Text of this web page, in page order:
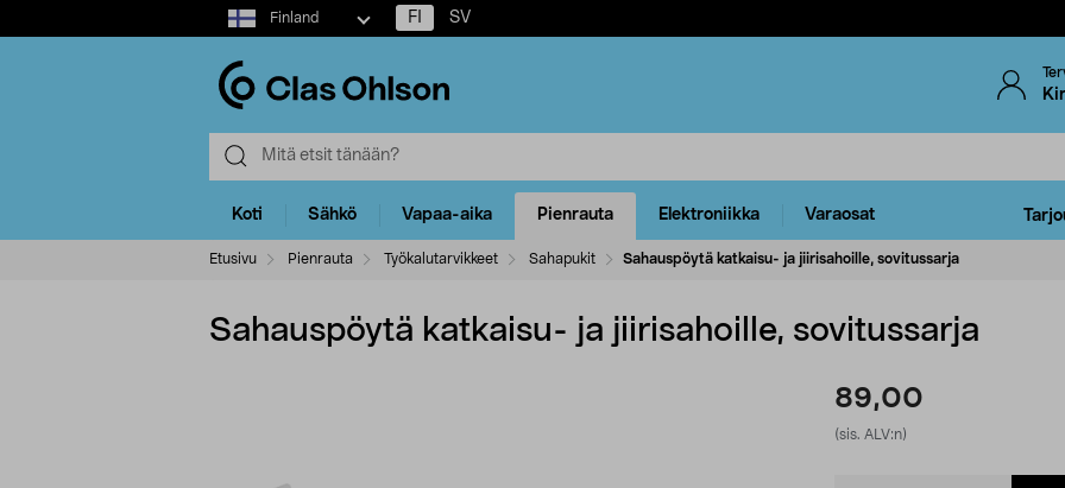
Select
market
Finland FI SV
Koti Sähkö Vapaa-aika Pienrauta Elektroniikka Varaosat
Etusivu Pienrauta Työkalutarvikkeet Sahapukit Sahauspöytä katkaisu- ja jiirisahoille, sovitussarja
Sahauspöytä katkaisu- ja jiirisahoille, sovitussarja
89,00
(sis. ALV:n)